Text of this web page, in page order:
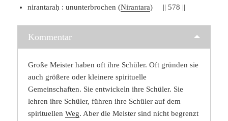
nirantaraḥ : ununterbrochen (Nirantara) || 578 ||
Kommentar
Große Meister haben oft ihre Schüler. Oft gründen sie
auch größere oder kleinere spirituelle
Gemeinschaften. Sie entwickeln ihre Schüler. Sie
lehren ihre Schüler, führen ihre Schüler auf dem
spirituellenWeg. Aber die Meister sind nicht begrenzt